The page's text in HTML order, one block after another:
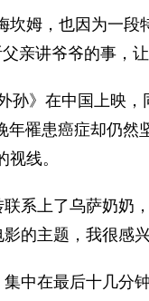
坎姆，也因为一
亲讲爷爷的事，
孙》在中国上映
年罹患癌症却仍
线。
联系上了乌萨奶奶
的主题，我很感
中在最后十几分